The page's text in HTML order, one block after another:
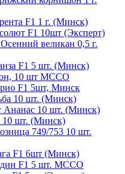
F1 1 г. (Минск)
F1 10шт (Эксперт)
великан 0,5 г.
F1 5 шт. (Минск)
10 шт МССО
F1 5шт, Минск
10 шт. (Минск)
Ананас 10 шт. (Минск)
10 шт. (Минск)
749/753 10 шт.
F1 6шт (Минск)
F1 5 шт. МССО